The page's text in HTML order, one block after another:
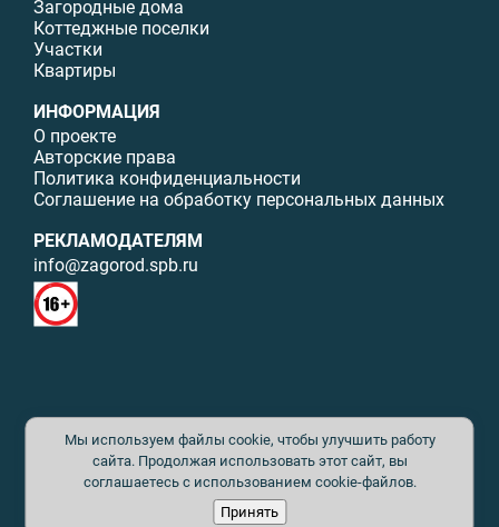
Загородные дома
Коттеджные поселки
Участки
Квартиры
ИНФОРМАЦИЯ
О проекте
Авторские права
Политика конфиденциальности
Соглашение на обработку персональных данных
РЕКЛАМОДАТЕЛЯМ
info@zagorod.spb.ru
© ИП Малыщева Б.Л. Все права защищены. Перепечатка материалов
данного сайта возможна только с письменного разрешения. При
цитировании ссылка на www.zagorod.spb.ru обязательна. Редакция не
несет ответственности за содержание рекламных материалов. Все
рекламируемые товары и услуги имеют необходимые сертификаты и
лицензии. Перепечатка любых материалов без письменного согласия
Мы используем файлы cookie, чтобы улучшить работу
сайта. Продолжая использовать этот сайт, вы
соглашаетесь с использованием cookie-файлов.
Принять